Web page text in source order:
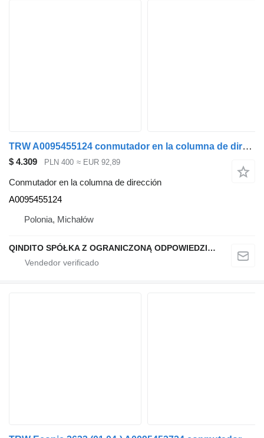
TRW A0095455124 conmutador en la columna de dirección para Mercedes-Benz ACTROS MP4 cabeza tractora
$ 4.309 PLN 400 ≈ EUR 92,89
Conmutador en la columna de dirección
A0095455124
Polonia, Michałów
QINDITO SPÓŁKA Z OGRANICZONĄ ODPOWIEDZIALNOŚCIĄ